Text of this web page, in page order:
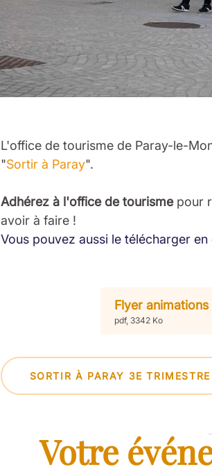
L'office de tourisme de Paray-le-
"Sortir à Paray".
Adhérez à l'office de tourismepour
avoir à faire !
Vous pouvez aussi le télécharger
Flyer
pdf, 3342 Ko
SORTIR À PARAY 3E
Votre